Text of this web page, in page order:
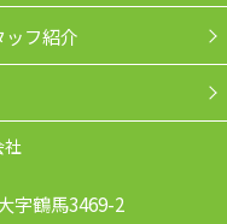
ッフ紹介
社
字鶴馬3469-2